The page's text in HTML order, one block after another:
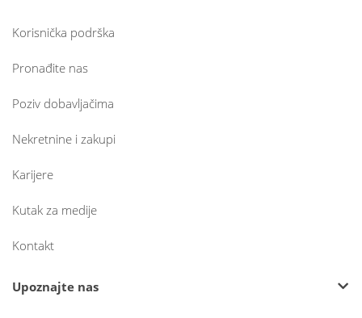
Korisnička podrška
Pronađite nas
Poziv dobavljačima
Nekretnine i zakupi
Karijere
Kutak za medije
Kontakt
Upoznajte nas